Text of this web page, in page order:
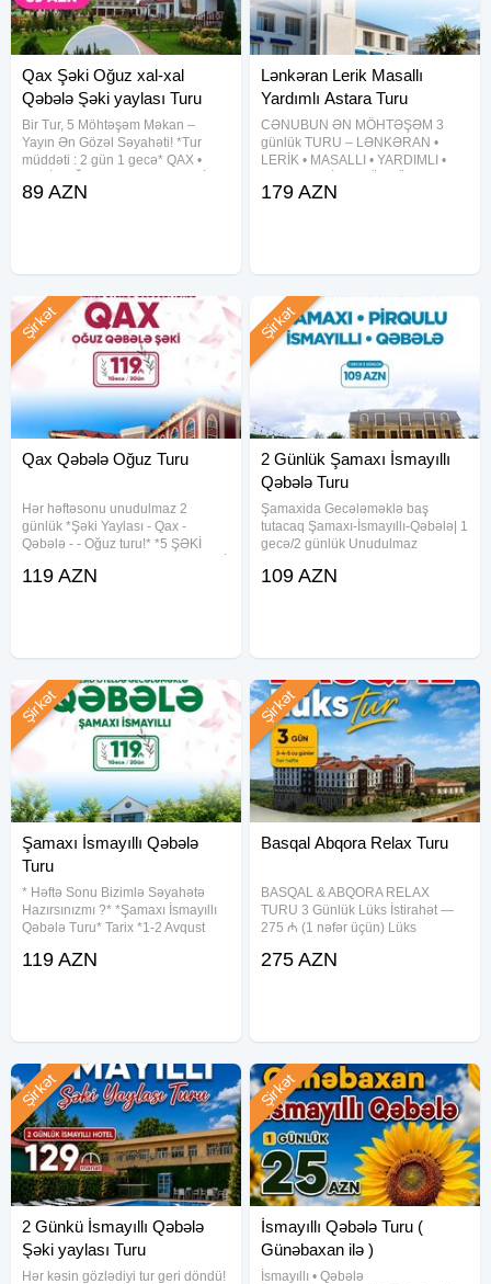
Qax Şəki Oğuz xal-xal
Qəbələ Şəki yaylası Turu
Bir Tur, 5 Möhtəşəm Məkan –
Yayın Ən Gözəl Səyahəti! *Tur
müddəti : 2 gün 1 gecə* QAX •
YAYLASI Qiymət: Otel Binasında
89 AZN
Lənkəran Lerik Masallı
Yardımlı Astara Turu
CƏNUBUN ƏN MÖHTƏŞƏM 3
günlük TURU – LƏNKƏRAN •
LERİK • MASALLI • YARDIMLI •
XƏMSƏSİ TURU Qiymət: 179 AZN
179 AZN
Qax Qəbələ Oğuz Turu
Hər həftəsonu unudulmaz 2
günlük *Şəki Yaylası - Qax -
Qəbələ - - Oğuz turu!* *5 ŞƏKİ
İSSAM HOTEL 99 azn* Seçimi siz
Şirkət
119 AZN
2 Günlük Şamaxı İsmayıllı
Qəbələ Turu
Şamaxida Gecələməklə baş
tutacaq Şamaxı-İsmayıllı-Qəbələ| 1
gecə/2 günlük Unudulmaz
Pirquluda yerləşən Gözəl Məkan
Şirkət
109 AZN
Şamaxı İsmayıllı Qəbələ
Turu
* Həftə Sonu Bizimlə Səyahətə
Hazırsınızmı ?* *Şamaxı İsmayıllı
Qəbələ Turu* Tarix *1-2 Avqust
Avqust* Müddət: 1 Gecə 2 Gün
Şirkət
119 AZN
Basqal Abqora Relax Turu
BASQAL & ABQORA RELAX
TURU 3 Günlük Lüks İstirahət —
275 ₼ (1 nəfər üçün) Lüks
Resort & Spa. Təbiətin qoynunda
Şirkət
275 AZN
2 Günkü İsmayıllı Qəbələ
Şəki yaylası Turu
Hər kəsin gözlədiyi tur geri döndü!
Şirkət
İsmayıllı Qəbələ Turu (
Günəbaxan ilə )
İsmayıllı • Qəbələ
Şirkət